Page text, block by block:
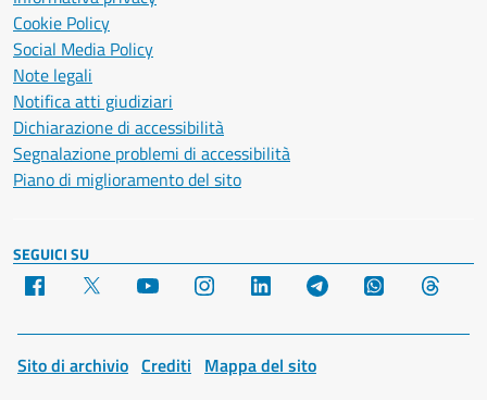
Cookie Policy
Social Media Policy
Note legali
Notifica atti giudiziari
Dichiarazione di accessibilità
Segnalazione problemi di accessibilità
Piano di miglioramento del sito
SEGUICI SU
Facebook YouTube Instagram LinkedIn Telegram WhatsApp
Sito di archivio Crediti Mappa del sito